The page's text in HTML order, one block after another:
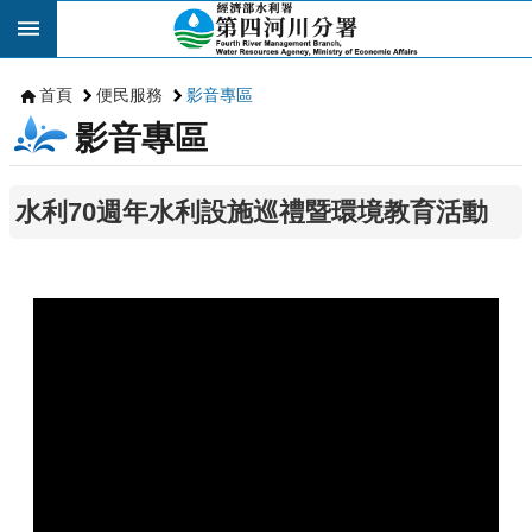
跳到主要內容區塊
首頁 便民服務 影音專區
影音專區
水利70週年水利設施巡禮暨環境教育活動